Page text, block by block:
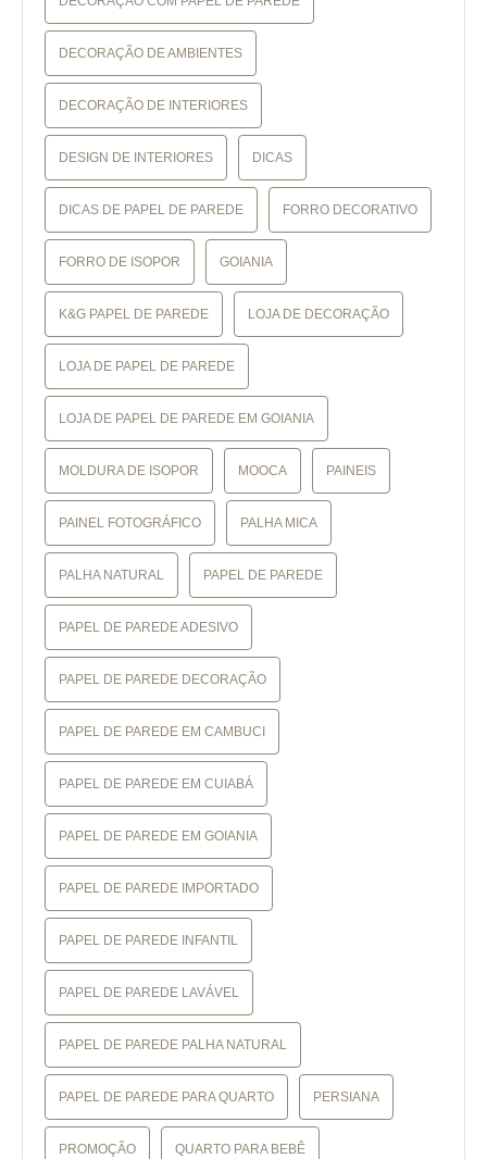
DECORAÇÃO DE AMBIENTES
DECORAÇÃO DE INTERIORES
DESIGN DE INTERIORES DICAS
DICAS DE PAPEL DE PAREDE FORRO DECORATIVO
FORRO DE ISOPOR GOIANIA
K&G PAPEL DE PAREDE LOJA DE DECORAÇÃO
LOJA DE PAPEL DE PAREDE
LOJA DE PAPEL DE PAREDE EM GOIANIA
MOLDURA DE ISOPOR MOOCA PAINEIS
PAINEL FOTOGRÁFICO PALHA MICA
PALHA NATURAL PAPEL DE PAREDE
PAPEL DE PAREDE ADESIVO
PAPEL DE PAREDE DECORAÇÃO
PAPEL DE PAREDE EM CAMBUCI
PAPEL DE PAREDE EM CUIABÁ
PAPEL DE PAREDE EM GOIANIA
PAPEL DE PAREDE IMPORTADO
PAPEL DE PAREDE INFANTIL
PAPEL DE PAREDE LAVÁVEL
PAPEL DE PAREDE PALHA NATURAL
PAPEL DE PAREDE PARA QUARTO PERSIANA
PROMOÇÃO QUARTO PARA BEBÊ